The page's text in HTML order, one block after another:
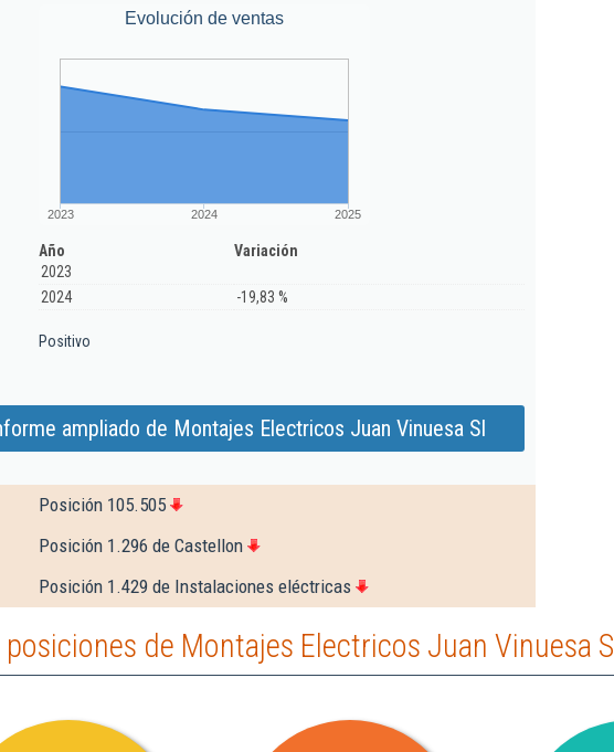
Evolución de ventas
2023 2024 2025
Año
Variación
2023
2024
-19,83 %
Positivo
ampliado de Montajes Electricos Juan Vinuesa Sl
Posición 105.505
Posición 1.296 de Castellon
Posición 1.429 de Instalaciones eléctricas
de Montajes Electricos Juan Vinuesa Sl